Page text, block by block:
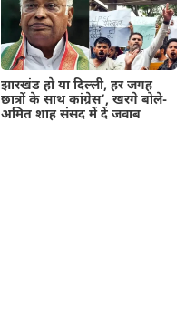
झारखंड हो या दिल्ली, हर जगह
छात्रों के साथ कांग्रेस’, खरगे बोले-
अमित शाह संसद में दें जवाब